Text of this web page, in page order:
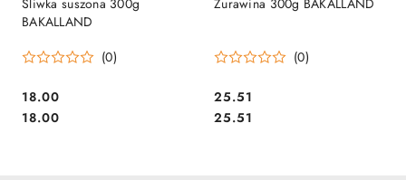
Śliwka suszona 300g
BAKALLAND
(0)
Cena:
18.00
Cena:
18.00
Żurawina 300g BAKALLAND
(0)
Cena:
25.51
Cena:
25.51